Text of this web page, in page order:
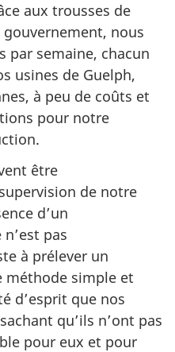
aux trousses de
nous
par semaine, chacun
usines de Guelph,
à peu de coûts et
pour notre
être
de notre
d’un
pas
à prélever un
méthode simple et
d’esprit que nos
qu’ils n’ont pas
pour eux et pour